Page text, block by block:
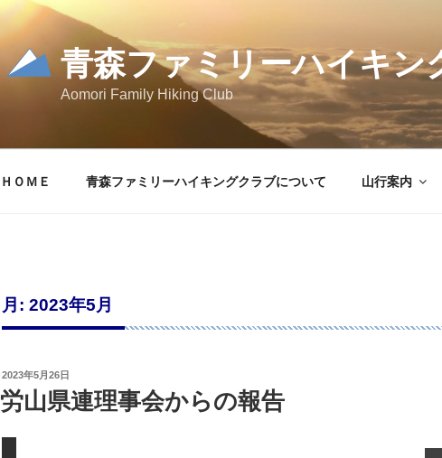
青森ファミリーハイキン
Aomori Family Hiking Club
ＨＯＭＥ 青森ファミリーハイキングクラブについて 山行案内
月: 2023年5月
投
稿
日:
2023年5月26日
労山県連理事会からの報告